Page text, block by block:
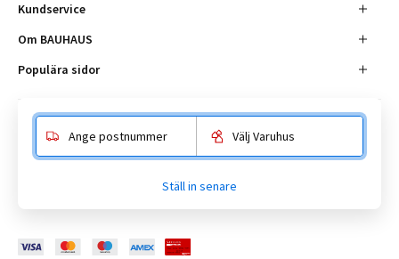
Kundservice
Om BAUHAUS
Populära sidor
Enköpingsvägen 41, 177 38 Järfälla.
Ange postnummer Välj Varuhus
Ställ in senare